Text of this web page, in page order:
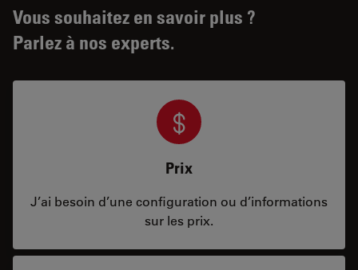
Vous souhaitez en savoir plus ?
Parlez à nos experts.
Prix
J’ai besoin d’une configuration ou d’informations
sur les prix.